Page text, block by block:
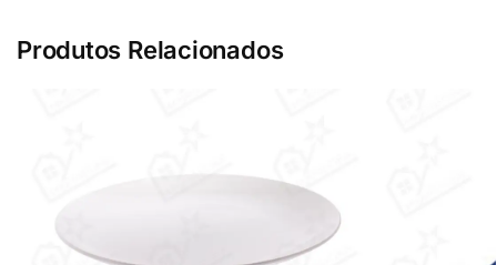
Produtos Relacionados